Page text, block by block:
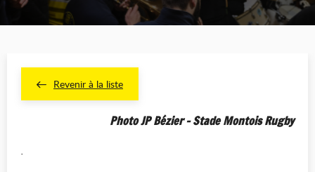
Revenir à la liste
Photo JP Bézier - Stade Montois Rugby
.